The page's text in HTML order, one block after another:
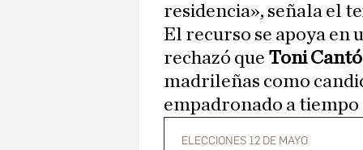
residencia», señala el
El recurso se apoya en
rechazó que Toni Cantó
madrileñas como
empadronado a
ELECCIONES 12 DE MAYO